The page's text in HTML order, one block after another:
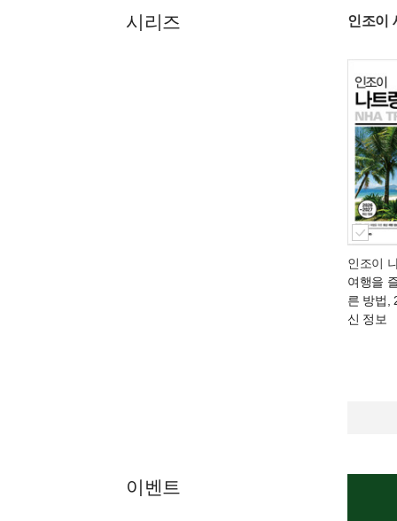
시리즈 인조이
인조이
여행을
른 방법,
신 정보
이벤트